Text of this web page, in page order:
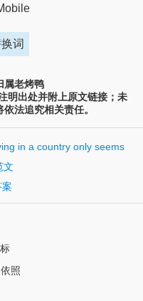
词
属老烤鸭
明出处并附上原文链接；未
法追究相关责任。
in a country only seems
文
照